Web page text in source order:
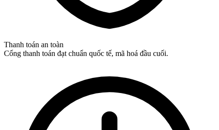
Thanh toán an toàn
Cổng thanh toán đạt chuẩn quốc tế, mã hoá đầu cuối.